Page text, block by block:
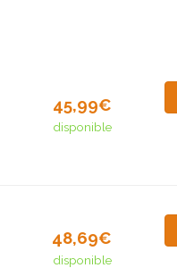
45,99€
disponible
48,69€
disponible